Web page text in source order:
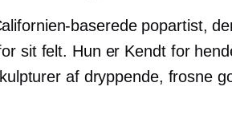
baseredepopartist,
sit felt. Hun er Kendtfor
af dryppende, frosne